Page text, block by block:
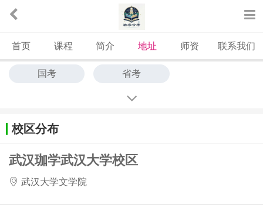
首页 课程 简介 地址 师资 联系我们
国考 省考
校区分布
武汉珈学武汉大学校区
武汉大学文学院